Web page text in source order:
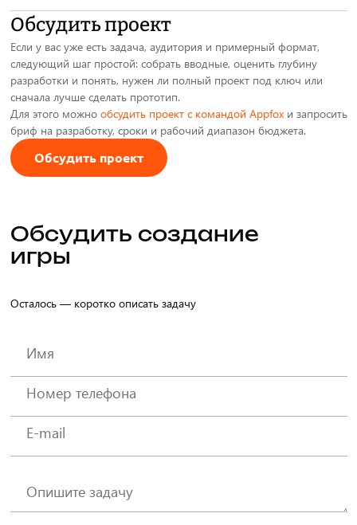
подготовки к печати, брендирования и дополнительных
материалов для ведущих или запуска.
Это нужно фиксировать в договорной модели до старта работ:
права на тексты, механику, визуальные материалы, печать,
тиражирование, адаптации и будущие доработки.
Обсудить проект
Если у вас уже есть задача, аудитория и примерный формат,
следующий шаг простой: собрать вводные, оценить глубину
разработки и понять, нужен ли полный проект под ключ или
сначала лучше сделать прототип.
Для этого можно обсудить проект с командой Appfoxи запросить
бриф на разработку, сроки и рабочий диапазон бюджета.
Обсудить проект
Обсудить создание
игры
Осталось — коротко описать задачу